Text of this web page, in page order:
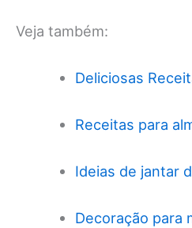
Veja também:
Deliciosas
Receitas para
Ideias de jantar
Decoração para